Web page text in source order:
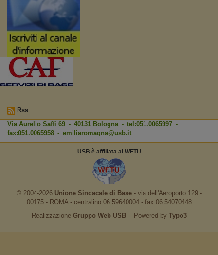
Rss
Via Aurelio Saffi 69 - 40131 Bologna - tel:051.0065997 -
fax:051.0065958 - emiliaromagna@usb.it
USB è affiliata al WFTU
© 2004-2026 Unione Sindacale di Base‐ via dell'Aeroporto 129 -
00175 - ROMA - centralino 06.59640004 - fax 06.54070448
Realizzazione Gruppo Web USB‐ Powered by Typo3